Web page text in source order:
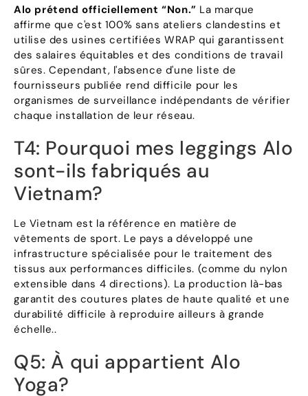
Alo prétend officiellement “Non.” La marque
affirme que c'est 100% sans ateliers clandestins et
utilise des usines certifiées WRAP qui garantissent
des salaires équitables et des conditions de travail
sûres. Cependant, l'absence d'une liste de
fournisseurs publiée rend difficile pour les
organismes de surveillance indépendants de vérifier
chaque installation de leur réseau.
T4: Pourquoi mes leggings Alo
sont-ils fabriqués au
Vietnam?
Le Vietnam est la référence en matière de
vêtements de sport. Le pays a développé une
infrastructure spécialisée pour le traitement des
tissus aux performances difficiles. (comme du nylon
extensible dans 4 directions). La production là-bas
garantit des coutures plates de haute qualité et une
durabilité difficile à reproduire ailleurs à grande
échelle..
Q5: À qui appartient Alo
Yoga?